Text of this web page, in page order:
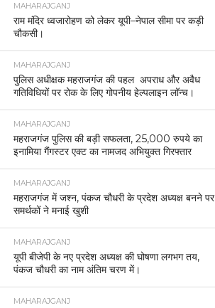
MAHARAJGANJ
राम मंदिर ध्वजारोहण को लेकर यूपी–नेपाल सीमा पर कड़ी
चौकसी।
MAHARAJGANJ
पुलिस अधीक्षक महराजगंज की पहल अपराध और अवैध
गतिविधियों पर रोक के लिए गोपनीय हेल्पलाइन लॉन्च।
MAHARAJGANJ
महराजगंज पुलिस की बड़ी सफलता, 25,000 रुपये का
इनामिया गैंगस्टर एक्ट का नामजद अभियुक्त गिरफ्तार
MAHARAJGANJ
महराजगंज में जश्न, पंकज चौधरी के प्रदेश अध्यक्ष बनने पर
समर्थकों ने मनाई खुशी
MAHARAJGANJ
यूपी बीजेपी के नए प्रदेश अध्यक्ष की घोषणा लगभग तय,
पंकज चौधरी का नाम अंतिम चरण में।
MAHARAJGANJ